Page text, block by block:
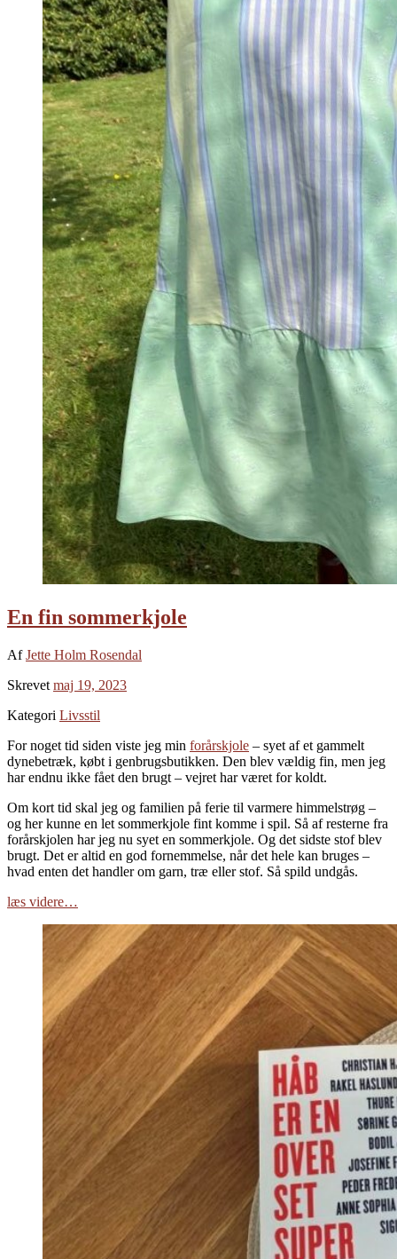
En fin sommerkjole
AfJette Holm Rosendal
Skrevet maj 19, 2023
Kategori Livsstil
For noget tid siden viste jeg min forårskjole – syet af et gammelt
dynebetræk, købt i genbrugsbutikken. Den blev vældig fin, men jeg
har endnu ikke fået den brugt – vejret har været for koldt.
Om kort tid skal jeg og familien på ferie til varmere himmelstrøg –
og her kunne en let sommerkjole fint komme i spil. Så af resterne fra
forårskjolen har jeg nu syet en sommerkjole. Og det sidste stof blev
brugt. Det er altid en god fornemmelse, når det hele kan bruges –
hvad enten det handler om garn, træ eller stof. Så spild undgås.
læs videre…